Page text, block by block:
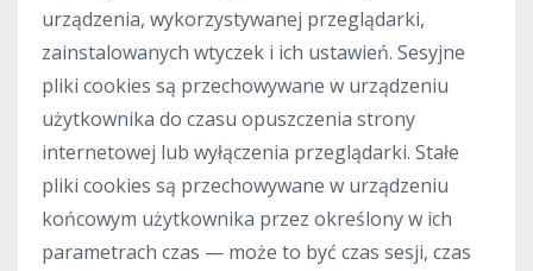
urządzenia, wykorzystywanej przeglądarki,
zainstalowanych wtyczek i ich ustawień. Sesyjne
pliki cookies są przechowywane w urządzeniu
użytkownika do czasu opuszczenia strony
internetowej lub wyłączenia przeglądarki. Stałe
pliki cookies są przechowywane w urządzeniu
końcowym użytkownika przez określony w ich
parametrach czas — może to być czas sesji, czas